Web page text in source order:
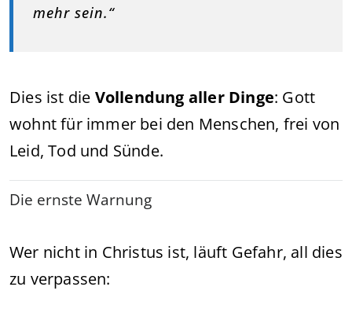
mehr sein.“
Dies ist die Vollendung aller Dinge: Gott
wohnt für immer bei den Menschen, frei von
Leid, Tod und Sünde.
Die ernste Warnung
Wer nicht in Christus ist, läuft Gefahr, all dies
zu verpassen: